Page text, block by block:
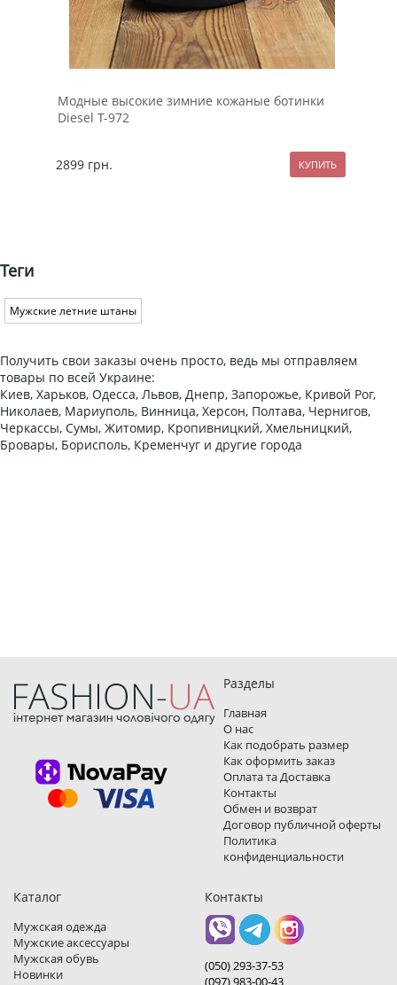
Модные высокие зимние кожаные ботинки
Diesel Т-972
2899 грн.
Теги
Мужские летние штаны
Получить свои заказы очень просто, ведь мы отправляем
товары по всей Украине:
Киев, Харьков, Одесса, Львов, Днепр, Запорожье, Кривой Рог,
Николаев, Мариуполь, Винница, Херсон, Полтава, Чернигов,
Черкассы, Сумы, Житомир, Кропивницкий, Хмельницкий,
Бровары, Борисполь, Кременчуг и другие города
Разделы
Главная
О нас
Как подобрать размер
Как оформить заказ
Оплата та Доставка
Контакты
Обмен и возврат
Договор публичной оферты
Политика
конфиденциальности
Каталог
Мужская одежда
Мужские аксессуары
Мужская обувь
Новинки
Контакты
(050) 293-37-53
(097) 983-00-43